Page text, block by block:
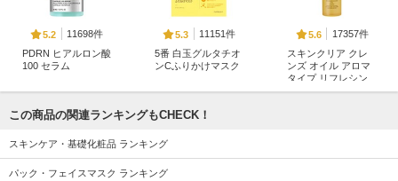
5.2
11698件
PDRN ヒアルロン酸
100 セラム
5.3
11151件
5番 白玉グルタチオ
ンCふりかけマスク
5.6
17357件
スキンクリア クレ
ンズ オイル アロマ
タイプ リフレシン
グシトラスの香り
この商品の関連ランキングもCHECK！
スキンケア・基礎化粧品 ランキング
パック・フェイスマスク ランキング